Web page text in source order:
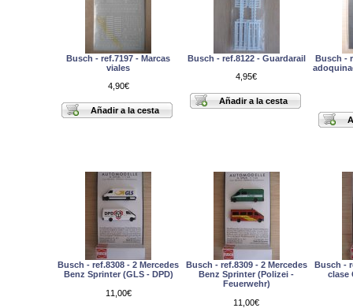
Busch - ref.7197 - Marcas
viales
4,90€
Busch - ref.8122 - Guardarail
4,95€
Busch -
Busch - ref.8308 - 2 Mercedes
Benz Sprinter (GLS - DPD)
11,00€
Busch - ref.8309 - 2 Mercedes
Benz Sprinter (Polizei -
Feuerwehr)
11,00€
Busch -
clase